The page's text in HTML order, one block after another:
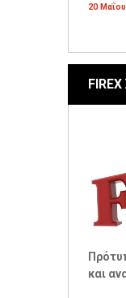
20
και